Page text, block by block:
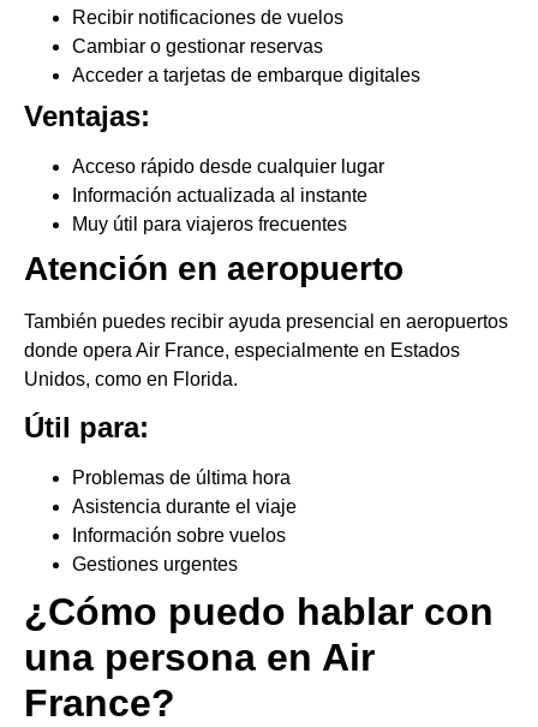
Recibir notificaciones de vuelos
Cambiar o gestionar reservas
Acceder a tarjetas de embarque digitales
Ventajas:
Acceso rápido desde cualquier lugar
Información actualizada al instante
Muy útil para viajeros frecuentes
Atención en aeropuerto
También puedes recibir ayuda presencial en aeropuertos
donde opera Air France, especialmente en Estados
Unidos, como en Florida.
Útil para:
Problemas de última hora
Asistencia durante el viaje
Información sobre vuelos
Gestiones urgentes
¿Cómo puedo hablar con
una persona en Air
France?